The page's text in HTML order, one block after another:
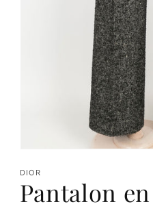
le
média
1
DIOR
Pantalon